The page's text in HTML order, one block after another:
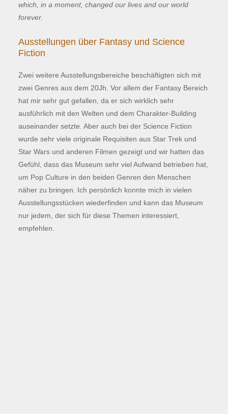
which, in a moment, changed our lives and our world
forever.
Ausstellungen über Fantasy und Science
Fiction
Zwei weitere Ausstellungsbereiche beschäftigten sich mit
zwei Genres aus dem 20Jh. Vor allem der Fantasy Bereich
hat mir sehr gut gefallen, da er sich wirklich sehr
ausführlich mit den Welten und dem Charakter-Building
auseinander setzte. Aber auch bei der Science Fiction
wurde sehr viele originale Requisiten aus Star Trek und
Star Wars und anderen Filmen gezeigt und wir hatten das
Gefühl, dass das Museum sehr viel Aufwand betrieben hat,
um Pop Culture in den beiden Genren den Menschen
näher zu bringen. Ich persönlich konnte mich in vielen
Ausstellungsstücken wiederfinden und kann das Museum
nur jedem, der sich für diese Themen interessiert,
empfehlen.